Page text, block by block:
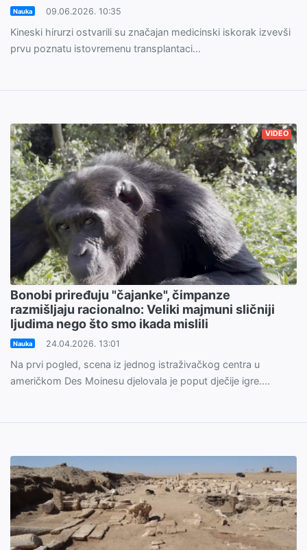
Nauka 09.06.2026. 10:35
Kineski hirurzi ostvarili su značajan medicinski iskorak izvevši
prvu poznatu istovremenu transplantaci...
VIDEO
Bonobi priređuju "čajanke", čimpanze
razmišljaju racionalno: Veliki majmuni sličniji
ljudima nego što smo ikada mislili
Nauka 24.04.2026. 13:01
Na prvi pogled, scena iz jednog istraživačkog centra u
američkom Des Moinesu djelovala je poput dječije igre....